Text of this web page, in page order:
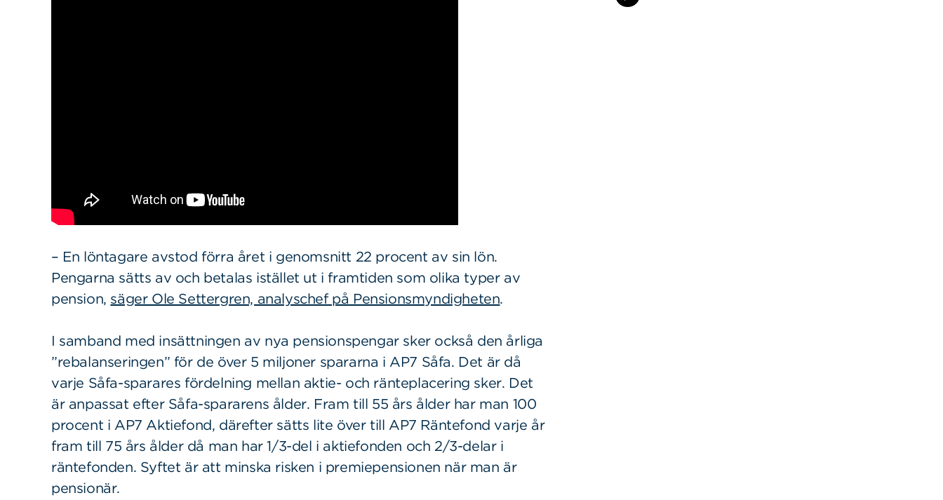
– En löntagare avstod förra året i genomsnitt 22 procent av sin lön.
Pengarna sätts av och betalas istället ut i framtiden som olika typer av
pension, säger Ole Settergren, analyschef på Pensionsmyndigheten.
I samband med insättningen av nya pensionspengar sker också den årliga
”rebalanseringen” för de över 5 miljoner spararna i AP7 Såfa. Det är då
varje Såfa-sparares fördelning mellan aktie- och ränteplacering sker. Det
är anpassat efter Såfa-spararens ålder. Fram till 55 års ålder har man 100
procent i AP7 Aktiefond, därefter sätts lite över till AP7 Räntefond varje år
fram till 75 års ålder då man har 1/3-del i aktiefonden och 2/3-delar i
räntefonden. Syftet är att minska risken i premiepensionen när man är
pensionär.